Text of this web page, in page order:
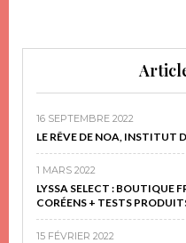
16 SEPTEMBRE 2022
LE RÊVE DE NOA, INSTITUT
1 MARS 2022
LYSSA SELECT : BOUTIQUE
CORÉENS + TESTS
15 FÉVRIER 2022